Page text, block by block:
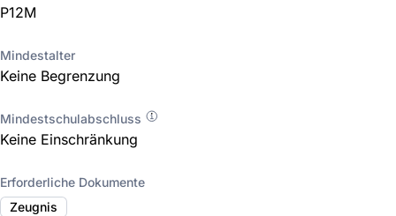
P12M
Mindestalter
Keine Begrenzung
Mindestschulabschluss
Keine Einschränkung
Erforderliche Dokumente
Zeugnis